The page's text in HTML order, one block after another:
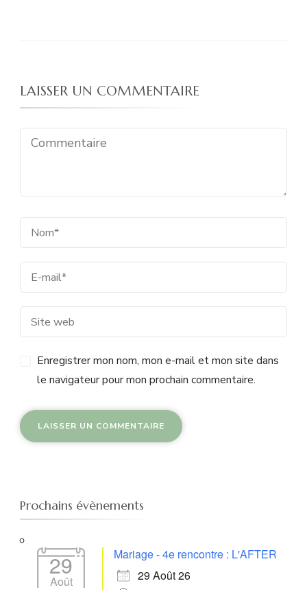
LAISSER UN COMMENTAIRE
Enregistrer mon nom, mon e-mail et mon site dans
le navigateur pour mon prochain commentaire.
Prochains évènements
29
Août
Mariage - 4e rencontre : L'AFTER
29 Août 26